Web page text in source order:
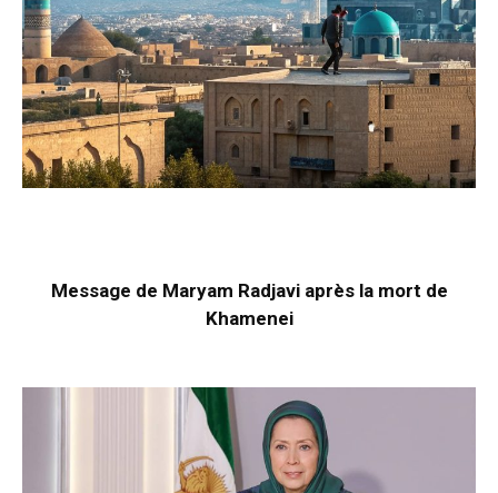
Message de Maryam Radjavi après la mort de
Khamenei